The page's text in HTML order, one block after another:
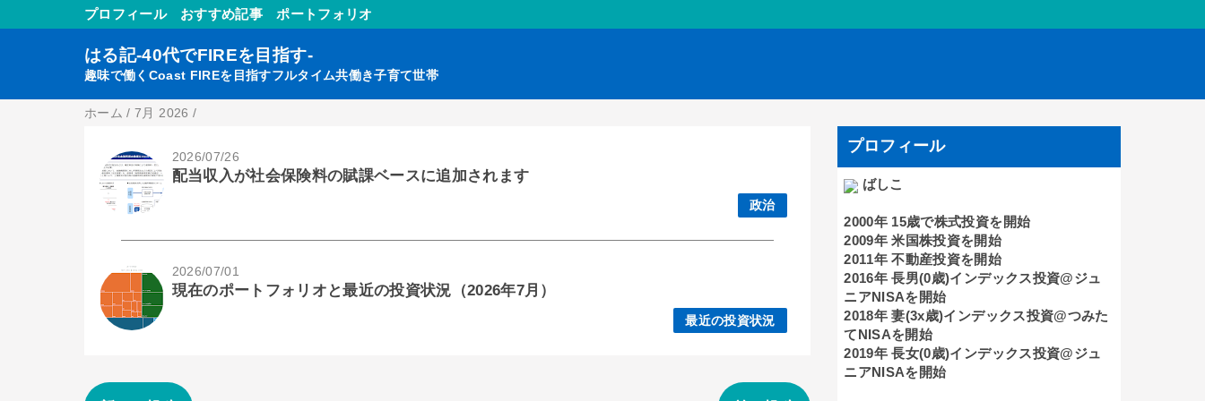
プロフィール おすすめ記事 ポートフォリオ
はる記-40代でFIREを目指す-
趣味で働くCoast FIREを目指すフルタイム共働き子育て世帯
ホーム /7月 2026 /
2026/07/26
配当収入が社会保険料の賦課ベースに追加されます
政治
2026/07/01
現在のポートフォリオと最近の投資状況（2026年7月）
最近の投資状況
プロフィール
ばしこ
2000年 15歳で株式投資を開始
2009年 米国株投資を開始
2011年 不動産投資を開始
2016年 長男(0歳)インデックス投資@ジュ
ニアNISAを開始
2018年 妻(3x歳)インデックス投資@つみた
てNISAを開始
2019年 長女(0歳)インデックス投資@ジュ
ニアNISAを開始